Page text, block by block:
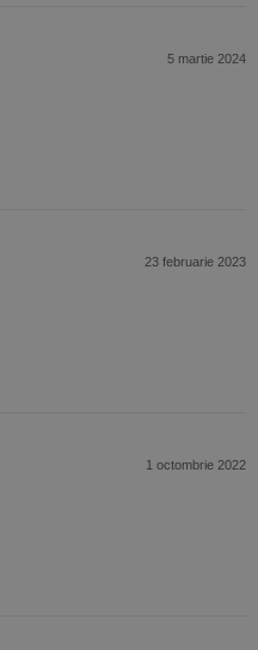
5 martie 2024
23 februarie 2023
1 octombrie 2022